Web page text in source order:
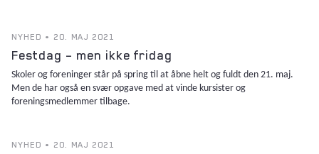
NYHED • 20. MAJ 2021
Festdag – men ikke fridag
Skoler og foreninger står på spring til at åbne helt og fuldt den 21. maj.
Men de har også en svær opgave med at vinde kursister og
foreningsmedlemmer tilbage.
NYHED • 20. MAJ 2021